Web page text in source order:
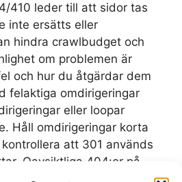
410 leder till att sidor tas
inte ersätts eller
hindra crawlbudget och
om problemen är
och hur du åtgärdar dem
felaktiga omdirigeringar
eller loopar
Håll omdirigeringar korta
att 301 används
Oavsiktliga 404:or på
och fixa trasiga länkar